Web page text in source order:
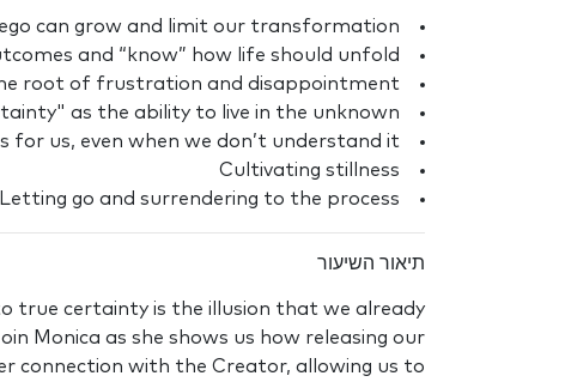
can grow and limit our transformation
and “know” how life should unfold
root of frustration and disappointment
as the ability to live in the unknown
for us, even when we don’t understand it
Cultivating stillness
Letting go and surrendering to the process
תיאור השיעור
true certainty is the illusion that we already
Monica as she shows us how releasing our
connection with the Creator, allowing us to